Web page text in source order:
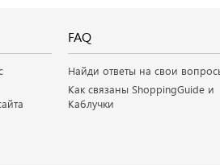
FAQ
Найди ответы на свои
Как связаны ShoppingGuide и
Каблучки